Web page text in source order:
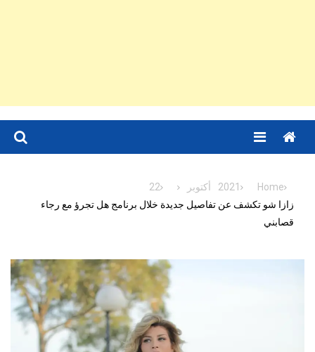
Menu
Home
2021 أكتوبر
22
زازا شو تكشف عن تفاصيل جديدة خلال برنامج هل تجرؤ مع رجاء
قصابني